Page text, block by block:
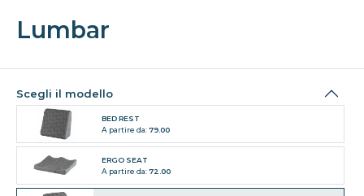
Lumbar
Scegli il modello
BED REST
A partire da:79.00
ERGO SEAT
A partire da:72.00